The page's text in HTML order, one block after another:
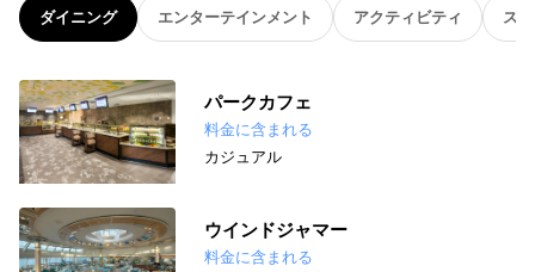
ダイニング エンターテインメント アクティビティ ス
パークカフェ
料金に含まれる
カジュアル
ウインドジャマー
料金に含まれる